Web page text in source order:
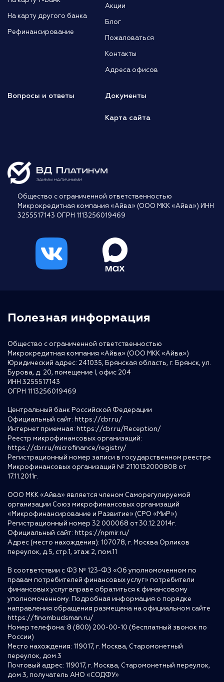
На карту другого банка
Рефинансирование
Акции
Блог
Пожаловаться
Контакты
Адреса офисов
Вопросы и ответы Документы
Карта сайта
Общество с ограниченной ответственностью
Микрокредитная компания «Айва» (ООО МКК «Айва») ИНН
3255517143 ОГРН 1113256019469
Полезная информация
Общество с ограниченной ответственностью
Микрокредитная компания «Айва» (ООО МКК «Айва»)
Юридический адрес: 241035, Брянская область, г. Брянск, ул.
Бурова, д. 20, помещение I, офис 204
ИНН 3255517143
ОГРН 1113256019469
Центральный банк Российской Федерации
Официальный сайт: https://cbr.ru/
Интернет приемная: https://cbr.ru/Reception/
Реестр микрофинансовых организаций:
https://cbr.ru/microfinance/registry/
Регистрационный номер записи в государственном реестре
Микрофинансовых организаций № 2110132000808 от
17.11.2011г.
ООО МКК «Айва» является членом Саморегулируемой
организации Союз микрофинансовых организаций
«Микрофинансирование и Развитие» (СРО «МиР»)
Регистрационный номер 32 000068 от 30.12.2014г.
Официальный сайт: https://npmir.ru/
Адрес (место нахождения): 107078, г. Москва Орликов
переулок, д.5, стр.1, этаж 2, пом.11
В соответствии с ФЗ № 123-ФЗ «Об уполномоченном по
правам потребителей финансовых услуг» потребители
финансовых услуг вправе обратиться к финансовому
уполномоченному. Подробная информация о порядке
направления обращения размещена на официальном сайте
https://finombudsman.ru/
Номер телефона: 8 (800) 200-00-10 (бесплатный звонок по
России)
Место нахождения: 119017, г. Москва, Старомонетный
переулок, дом 3
Почтовый адрес: 119017, г. Москва, Старомонетный переулок,
дом 3, получатель АНО «СОДФУ»